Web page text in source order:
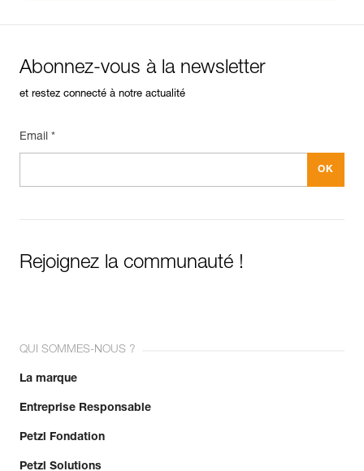
Abonnez-vous à la newsletter
et restez connecté à notre actualité
Email *
Rejoignez la communauté !
QUI SOMMES-NOUS ?
La marque
Entreprise Responsable
Petzl Fondation
Petzl Solutions